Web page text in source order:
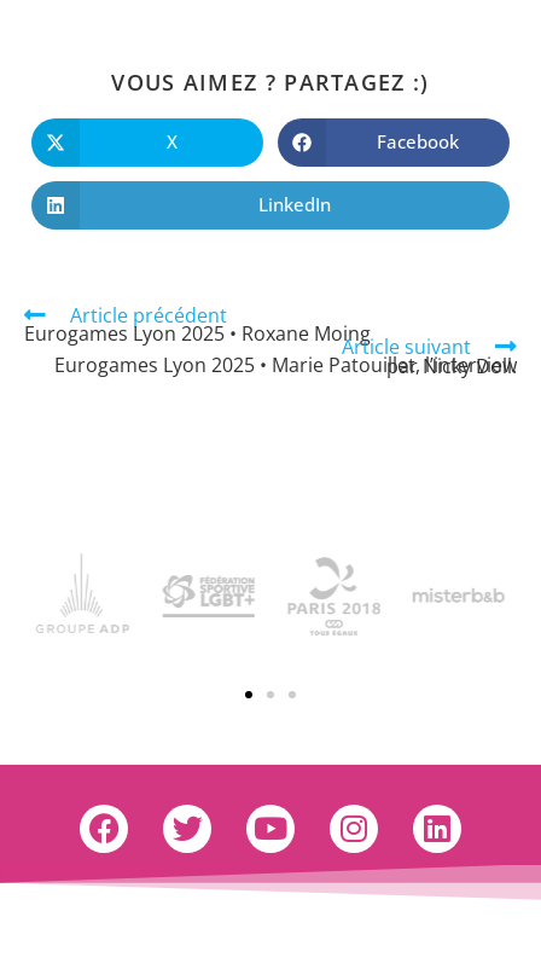
VOUS AIMEZ ? PARTAGEZ :)
X Facebook
LinkedIn
Article précédent
Eurogames Lyon 2025 • Roxane MoingArticle suivant
Eurogames Lyon 2025 • Marie Patouillet, l’interview par Nicky Doll.